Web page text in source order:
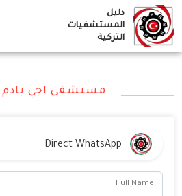
Skip
content
دليل
المستشفيات
التركية
مستشفى اجي بادم
Full Name